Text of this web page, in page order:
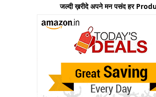
जल्दी ख़रीदे अपने मन पसंद हर